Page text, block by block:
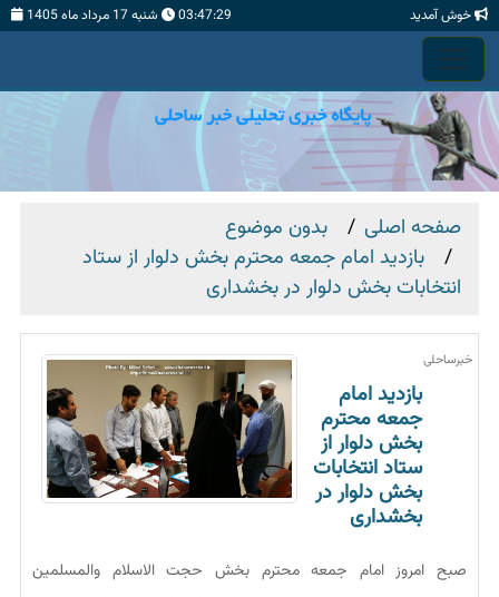
خوش آمدید 03:47:29 شنبه 17 مرداد ماه 1405
صفحه اصلی
بدون موضوع
بازدید امام جمعه محترم بخش دلوار از ستاد
انتخابات بخش دلوار در بخشداری
خبرساحلی
بازدید امام
جمعه محترم
بخش دلوار از
ستاد انتخابات
بخش دلوار در
بخشداری
صبح امروز امام جمعه محترم بخش حجت الاسلام والمسلمین